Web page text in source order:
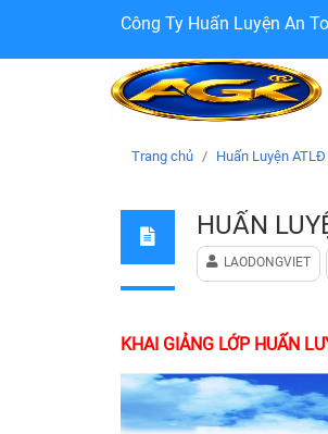
Công Ty Huấn Luyện An
Trang chủ Huấn Luyện
HUẤN
LAODONGVIET
KHAI GIẢNG LỚP HUẤN